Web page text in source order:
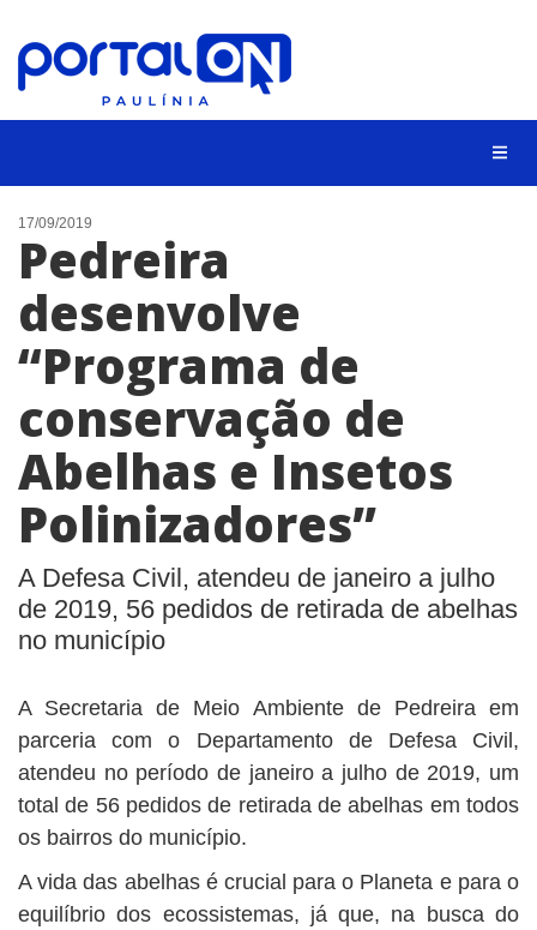
CIDADES
EVENTOS
EMPREGO
ANIVERSÁRIO DAS CIDADES
ANUNCIE
CONTATO
17/09/2019
Pedreira
desenvolve
“Programa de
conservação de
Abelhas e Insetos
Polinizadores”
A Defesa Civil, atendeu de janeiro a julho
de 2019, 56 pedidos de retirada de abelhas
no município
A Secretaria de Meio Ambiente de Pedreira em
parceria com o Departamento de Defesa Civil,
atendeu no período de janeiro a julho de 2019, um
total de 56 pedidos de retirada de abelhas em todos
os bairros do município.
A vida das abelhas é crucial para o Planeta e para o
equilíbrio dos ecossistemas, já que, na busca do